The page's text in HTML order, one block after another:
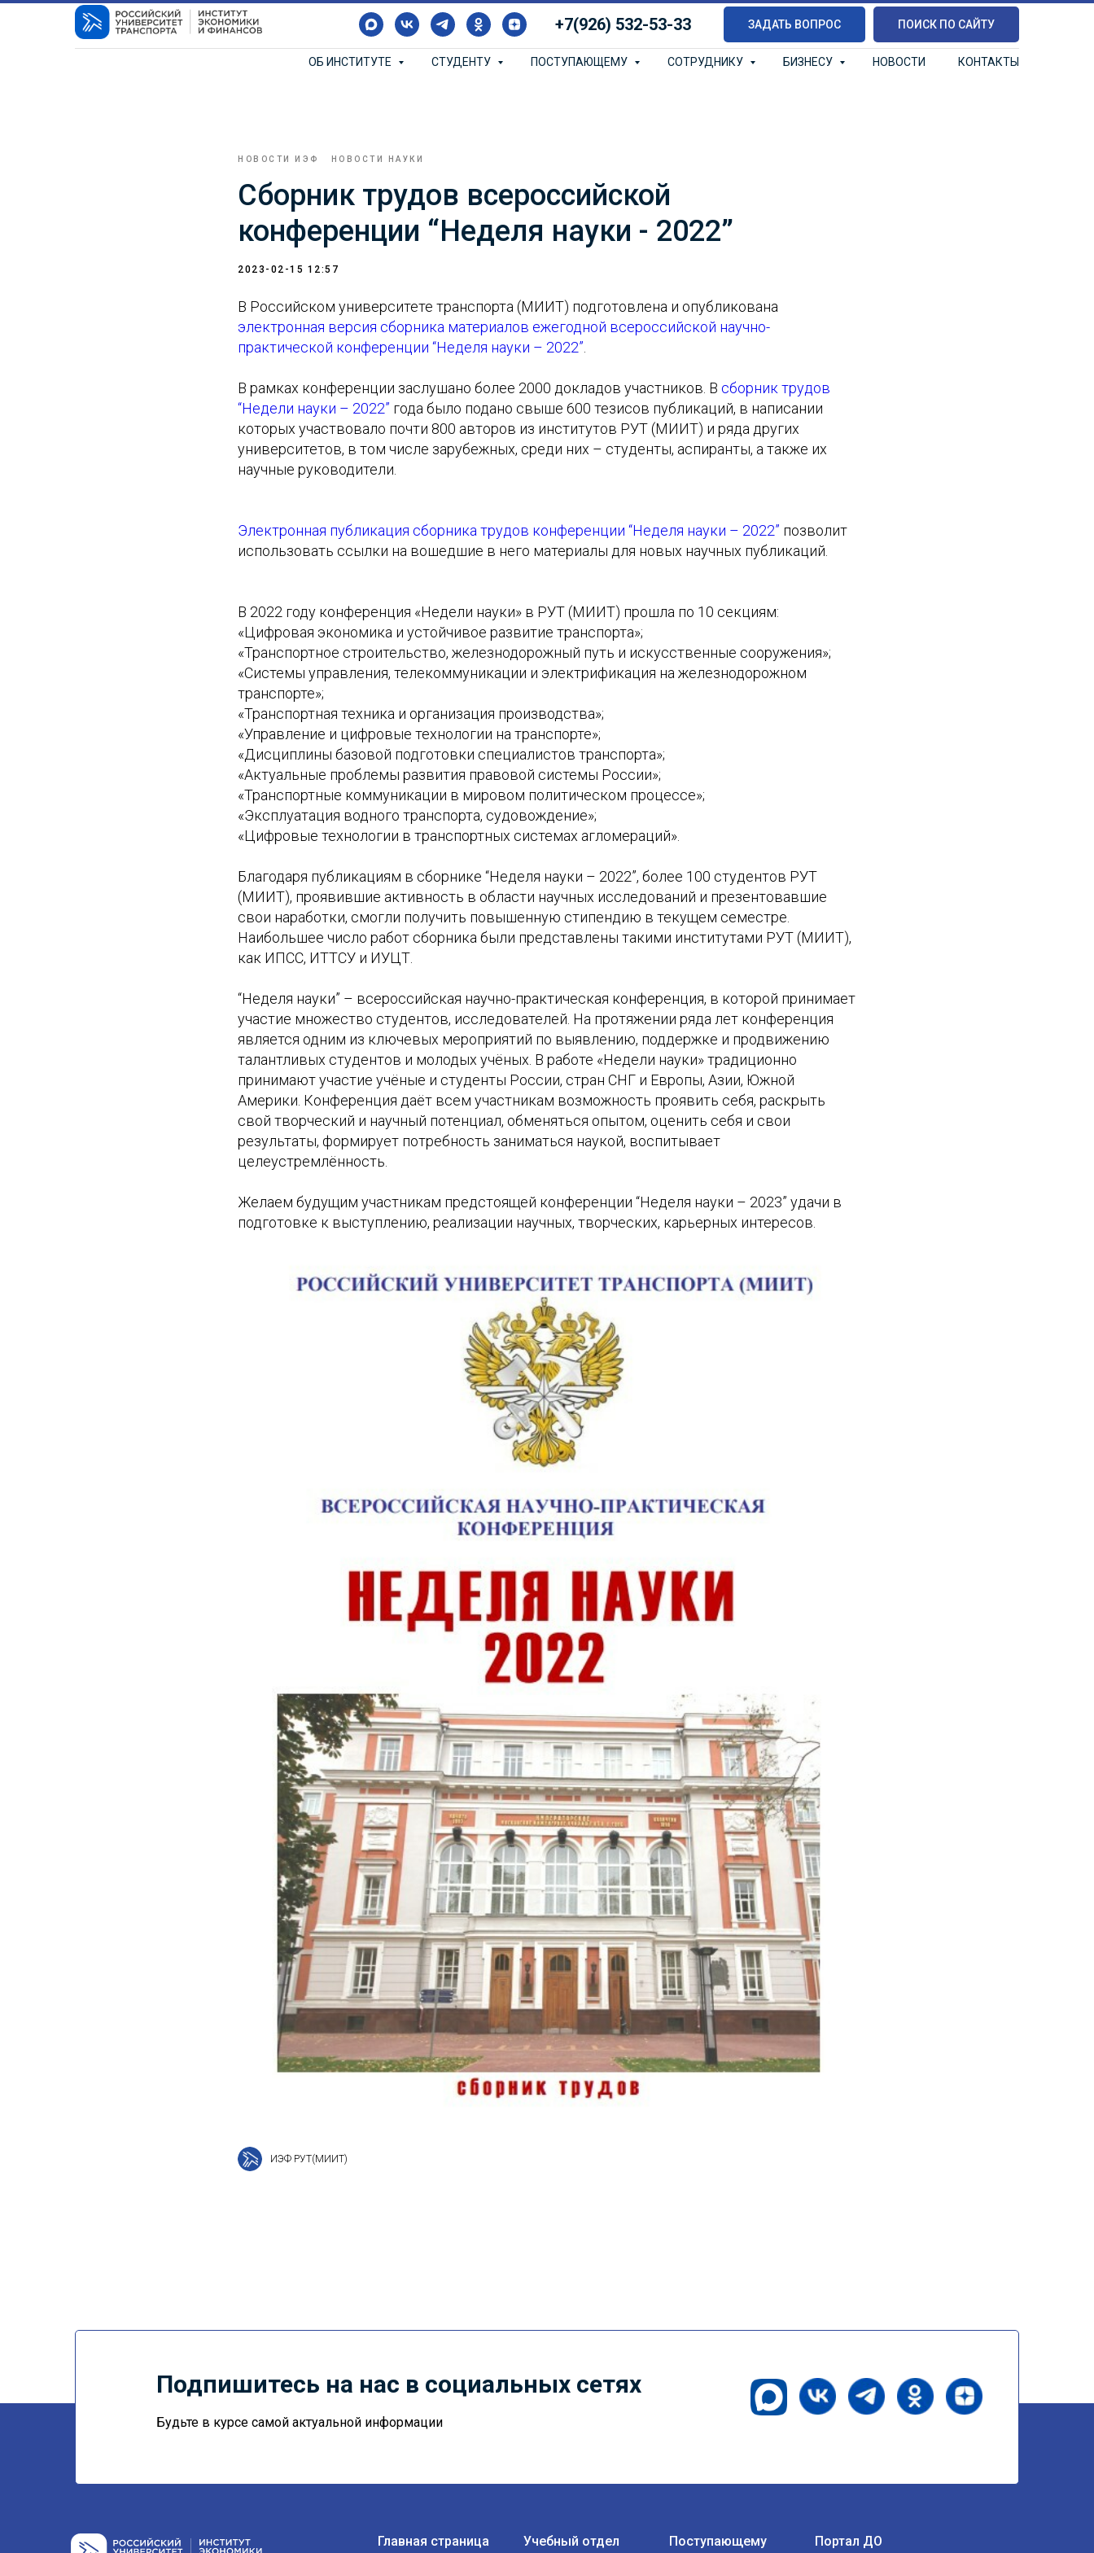
+7(926) 532-53-33 ЗАДАТЬ ВОПРОС ПОИСК ПО САЙТУ
ОБ ИНСТИТУТЕ СТУДЕНТУ ПОСТУПАЮЩЕМУ СОТРУДНИКУ БИЗНЕСУ НОВОСТИ КОНТАКТЫ
НОВОСТИ ИЭФ НОВОСТИ НАУКИ
Сборник трудов всероссийской
конференции “Неделя науки - 2022”
2023-02-15 12:57
В Российском университете транспорта (МИИТ) подготовлена и опубликована
электронная версия сборника материалов ежегодной всероссийской научно-
практической конференции “Неделя науки – 2022”
В рамках конференции заслушано более 2000 докладов участников. В сборник трудов
“Недели науки – 2022” года было подано свыше 600 тезисов публикаций, в написании
которых участвовало почти 800 авторов из институтов РУТ (МИИТ) и ряда других
университетов, в том числе зарубежных, среди них – студенты, аспиранты, а также их
научные руководители.
Электронная публикация сборника трудов конференции “Неделя науки – 2022” позволит
использовать ссылки на вошедшие в него материалы для новых научных публикаций.
В 2022 году конференция «Недели науки» в РУТ (МИИТ) прошла по 10 секциям:
«Цифровая экономика и устойчивое развитие транспорта»;
«Транспортное строительство, железнодорожный путь и искусственные сооружения»;
«Системы управления, телекоммуникации и электрификация на железнодорожном
транспорте»;
«Транспортная техника и организация производства»;
«Управление и цифровые технологии на транспорте»;
«Дисциплины базовой подготовки специалистов транспорта»;
«Актуальные проблемы развития правовой системы России»;
«Транспортные коммуникации в мировом политическом процессе»;
«Эксплуатация водного транспорта, судовождение»;
«Цифровые технологии в транспортных системах агломераций».
Благодаря публикациям в сборнике “Неделя науки – 2022”, более 100 студентов РУТ
(МИИТ), проявившие активность в области научных исследований и презентовавшие
свои наработки, смогли получить повышенную стипендию в текущем семестре.
Наибольшее число работ сборника были представлены такими институтами РУТ (МИИТ),
как ИПСС, ИТТСУ и ИУЦТ.
“Неделя науки” – всероссийская научно-практическая конференция, в которой принимает
участие множество студентов, исследователей. На протяжении ряда лет конференция
является одним из ключевых мероприятий по выявлению, поддержке и продвижению
талантливых студентов и молодых учёных. В работе «Недели науки» традиционно
принимают участие учёные и студенты России, стран СНГ и Европы, Азии, Южной
Америки. Конференция даёт всем участникам возможность проявить себя, раскрыть
свой творческий и научный потенциал, обменяться опытом, оценить себя и свои
результаты, формирует потребность заниматься наукой, воспитывает
целеустремлённость.
Желаем будущим участникам предстоящей конференции “Неделя науки – 2023” удачи в
подготовке к выступлению, реализации научных, творческих, карьерных интересов.
ИЭФ РУТ(МИИТ)
Подпишитесь на нас в социальных сетях
Будьте в курсе самой актуальной информации
Главная страница Учебный отдел Поступающему Портал ДО